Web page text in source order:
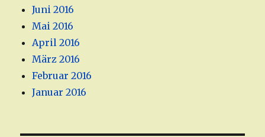
Juni 2016
Mai 2016
April 2016
März 2016
Februar 2016
Januar 2016